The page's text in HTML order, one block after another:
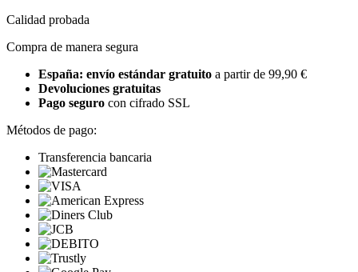
Calidad probada
Compra de manera segura
España: envío estándar gratuito a partir de 99,90 €
Devoluciones gratuitas
Pago seguro con cifrado SSL
Métodos de pago:
Transferencia bancaria